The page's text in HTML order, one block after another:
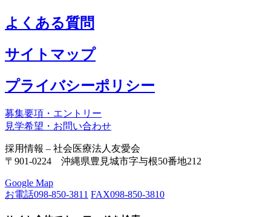
よくある質問
サイトマップ
プライバシーポリシー
募集要項・エントリー
見学希望・お問い合わせ
採用情報 – 社会医療法人友愛会
〒901-0224 沖縄県豊見城市字与根50番地212
Google Map
お電話098-850-3811 FAX098-850-3810